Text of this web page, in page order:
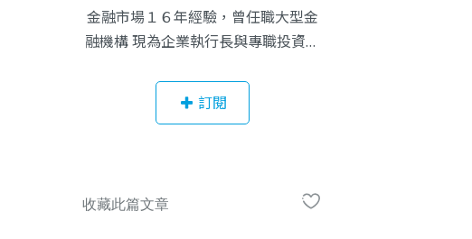
金融市場１６年經驗，曾任職大型金
融機構 現為企業執行長與專職投資者
訂閱